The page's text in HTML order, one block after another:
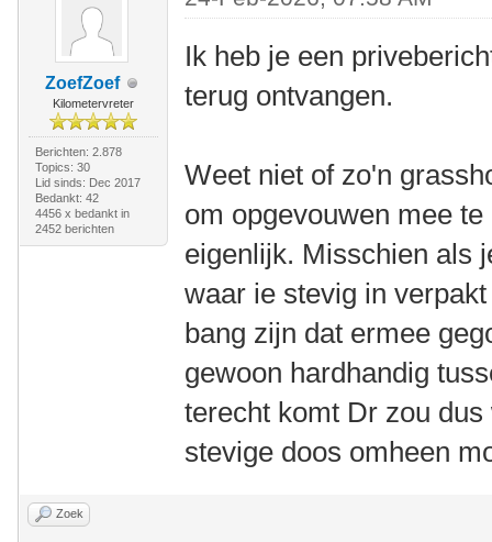
ZoefZoef
Kilometervreter
Berichten: 2.878
Topics: 30
Lid sinds: Dec 2017
Bedankt: 42
4456 x bedankt in
2452 berichten
Ik heb je een
terug ontvangen.
Weet niet of zo'n
om opgevouwen mee
eigenlijk. Misschien als
waar ie stevig in
bang zijn dat ermee
gewoon hardhandig
terecht komt Dr zou
stevige doos omheen
Zoek